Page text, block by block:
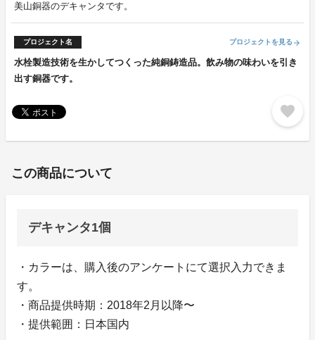
美山銅器のデキャンタです。
プロジェクト名 プロジェクトを見る arrow_forward
水栓製造技術を生かしてつくった純銅鋳造品。飲み物の味わいを引き
出す銅器です。
favorite
この商品について
デキャンタ1個
・カラーは、購入後のアンケートにて選択入力できま
す。
・商品提供時期：2018年2月以降〜
・提供範囲：日本国内